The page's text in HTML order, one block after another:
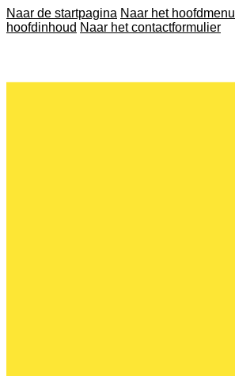
Naar de startpagina Naar het hoofdmenu
hoofdinhoud Naar het contactformulier